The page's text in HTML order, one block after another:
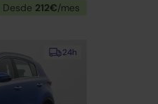
Desde 212€/mes
24h